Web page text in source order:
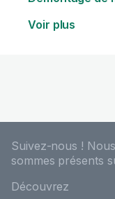
Voir plus
Suivez-nous ! Nous
sommes présents
Découvrez